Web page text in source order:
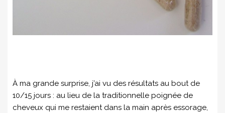
À ma grande surprise, j’ai vu des résultats au bout de
10/15 jours : au lieu de la traditionnelle poignée de
cheveux qui me restaient dans la main après essorage,